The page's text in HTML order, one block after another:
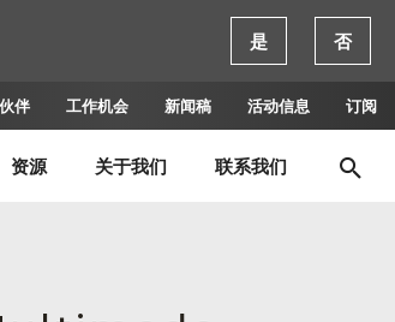
伴 工作机会 新闻稿 活动信息 订阅
资源 关于我们 联系我们
是 否